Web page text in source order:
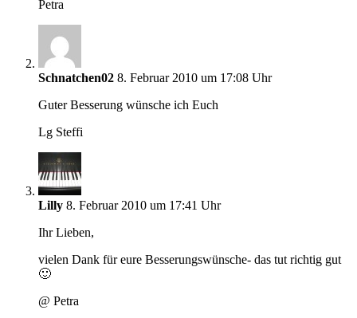
Petra
Schnatchen02 8. Februar 2010 um 17:08 Uhr
Guter Besserung wünsche ich Euch
Lg Steffi
Lilly 8. Februar 2010 um 17:41 Uhr
Ihr Lieben,
vielen Dank für eure Besserungswünsche- das tut richtig gut
🙂
@ Petra